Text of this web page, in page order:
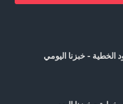
الخطية - خبزنا اليومي